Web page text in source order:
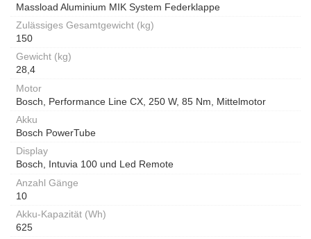
Massload Aluminium MIK System Federklappe
Zulässiges Gesamtgewicht (kg)
150
Gewicht (kg)
28,4
Motor
Bosch, Performance Line CX, 250 W, 85 Nm, Mittelmotor
Akku
Bosch PowerTube
Display
Bosch, Intuvia 100 und Led Remote
Anzahl Gänge
10
Akku-Kapazität (Wh)
625